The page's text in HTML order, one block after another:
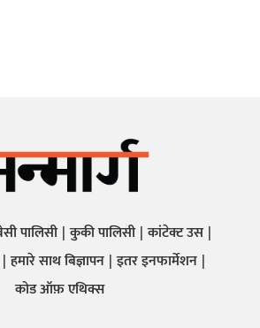
पालिसी कुकी पालिसी कांटेक्ट उस
हमारे साथ बिज्ञापन इतर इनफार्मेशन
कोड ऑफ़ एथिक्स